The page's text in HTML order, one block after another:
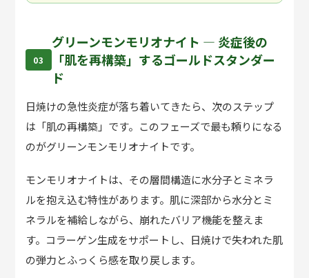
03
グリーンモンモリオナイト — 炎症後の
「肌を再構築」するゴールドスタンダー
ド
日焼けの急性炎症が落ち着いてきたら、次のステップ
は 「肌の再構築」 です。このフェーズで最も頼りになる
のがグリーンモンモリオナイトです。
モンモリオナイトは、その層間構造に水分子とミネラ
ルを抱え込む特性があります。肌に深部から水分とミ
ネラルを補給しながら、崩れたバリア機能を整えま
す。コラーゲン生成をサポートし、日焼けで失われた肌
の弾力とふっくら感を取り戻します。